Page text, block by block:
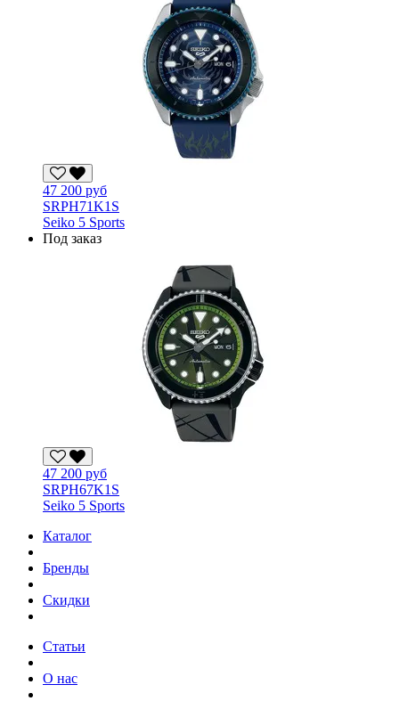
47 200 руб
SRPH71K1S
Seiko 5 Sports
Под заказ
47 200 руб
SRPH67K1S
Seiko 5 Sports
Каталог
Бренды
Скидки
Статьи
О нас